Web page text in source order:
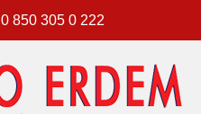
0 850 305 0 222